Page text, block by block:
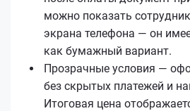
можно показать
экрана телефона — он
как бумажный вариант.
Прозрачные условия —
без скрытых платежей и
Итоговая цена